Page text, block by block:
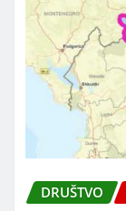
DRUŠTVO